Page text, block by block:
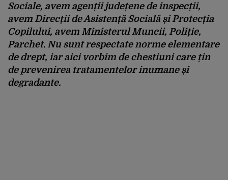
Sociale, avem agenții județene de inspecții,
avem Direcții de Asistență Socială și Protecția
Copilului, avem Ministerul Muncii, Poliție,
Parchet. Nu sunt respectate norme elementare
de drept, iar aici vorbim de chestiuni care țin
de prevenirea tratamentelor inumane și
degradante.